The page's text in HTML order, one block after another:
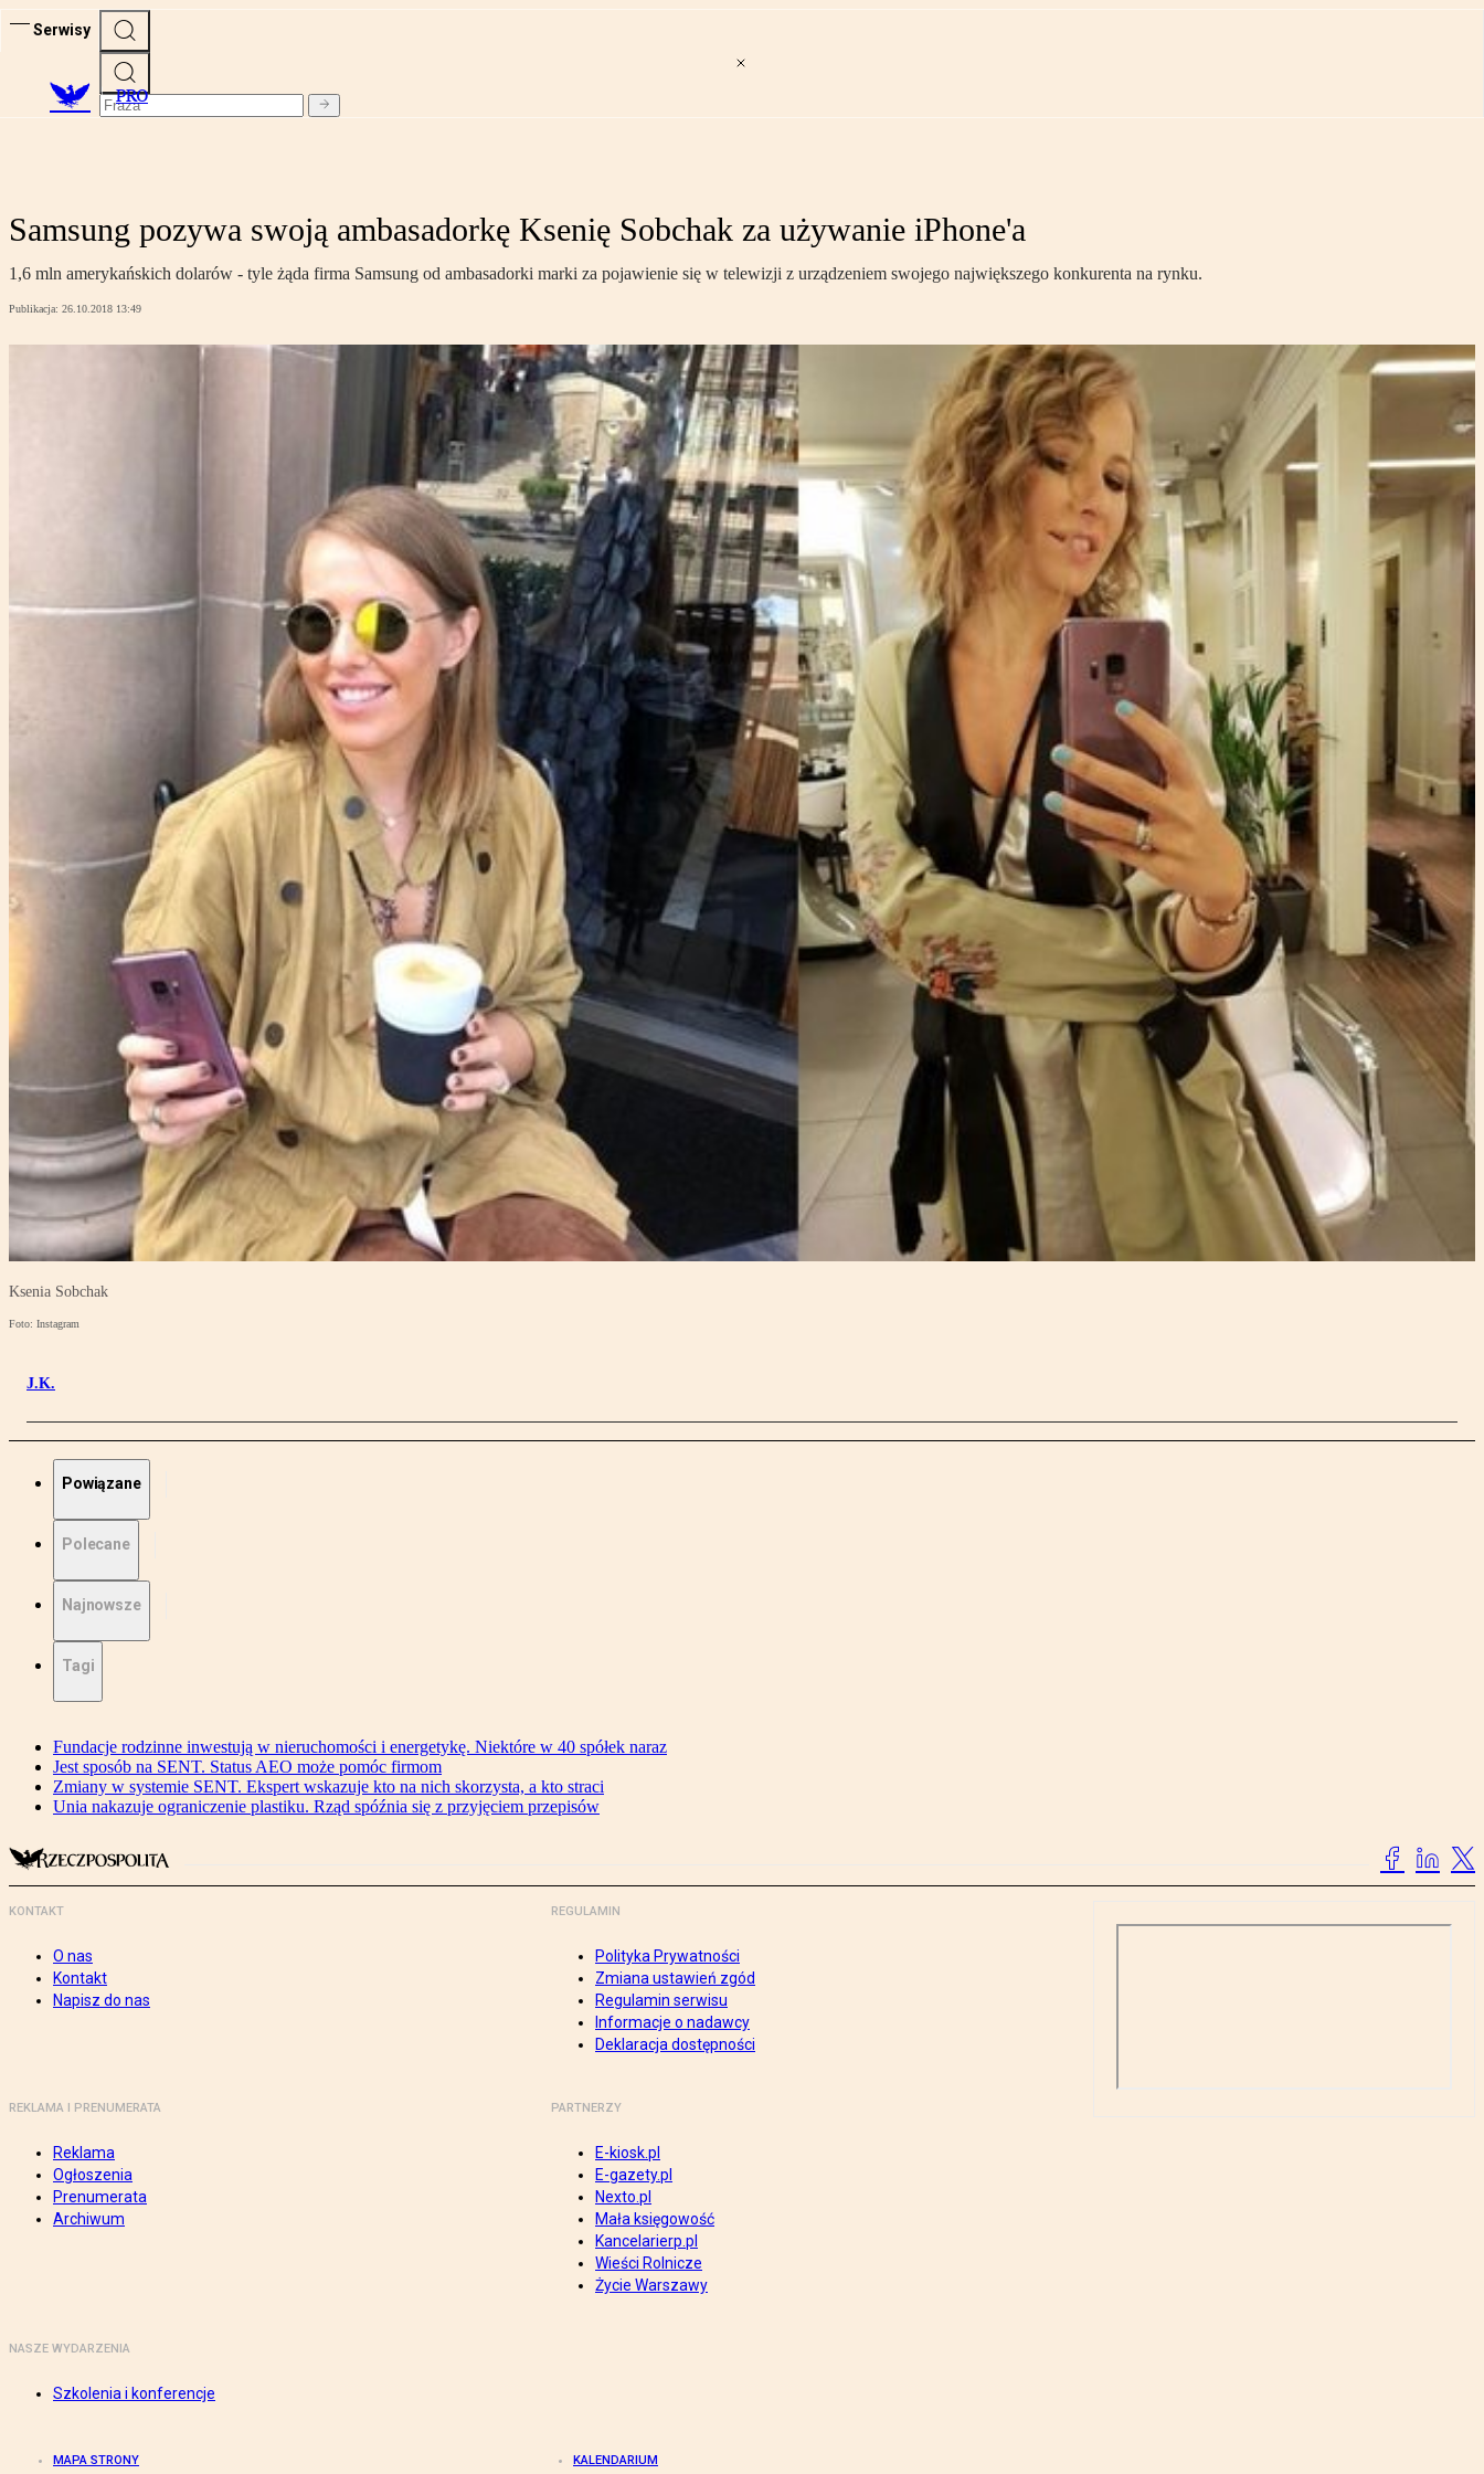
Serwisy
PRO
Samsung pozywa swoją ambasadorkę Ksenię Sobchak za używanie iPhone'a
1,6 mln amerykańskich dolarów - tyle żąda firma Samsung od ambasadorki marki za pojawienie się w telewizji z urządzeniem swojego największego konkurenta na rynku.
Publikacja: 26.10.2018 13:49
Ksenia Sobchak
Foto: Instagram
J.K.
Powiązane
Polecane
Najnowsze
Tagi
Fundacje rodzinne inwestują w nieruchomości i energetykę. Niektóre w 40 spółek naraz
Jest sposób na SENT. Status AEO może pomóc firmom
Zmiany w systemie SENT. Ekspert wskazuje kto na nich skorzysta, a kto straci
Unia nakazuje ograniczenie plastiku. Rząd spóźnia się z przyjęciem przepisów
KONTAKT
O nas
Kontakt
Napisz do nas
REGULAMIN
Polityka Prywatności
Zmiana ustawień zgód
Regulamin serwisu
Informacje o nadawcy
Deklaracja dostępności
REKLAMA I PRENUMERATA
Reklama
Ogłoszenia
Prenumerata
Archiwum
PARTNERZY
E-kiosk.pl
E-gazety.pl
Nexto.pl
Mała księgowość
Kancelarierp.pl
Wieści Rolnicze
Życie Warszawy
NASZE WYDARZENIA
Szkolenia i konferencje
MAPA STRONY KALENDARIUM